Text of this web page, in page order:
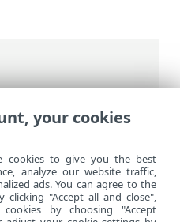
Security>설정>서
your cookies
cookies to give you the best
analyze our website traffic,
ads. You can agree to the
clicking "Accept all and close",
by choosing "Accept